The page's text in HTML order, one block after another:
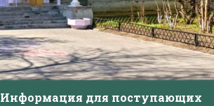
Информация для поступающих